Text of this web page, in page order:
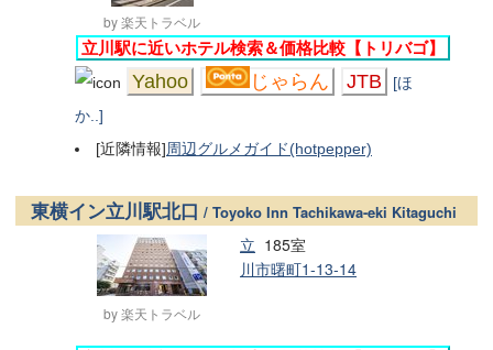
by 楽天トラベル
立川駅に近いホテル検索＆価格比較【トリバゴ】
Yahoo じゃらん JTB
[ほ
か..]
[近隣情報]周辺グルメガイド(hotpepper)
東横イン立川駅北口 / Toyoko Inn Tachikawa-eki Kitaguchi
by 楽天トラベル
185室
立
川市曙町1-13-14